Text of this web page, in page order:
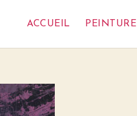
ACCUEIL PEINTURE